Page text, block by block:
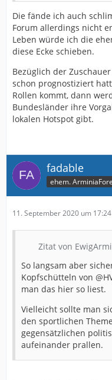
Die fände ich auch
Forum allerdings nicht
Leben würde ich die
diese Ecke schieben.
Bezüglich der
schon prognostiziert
Rollen kommt, dann
Bundesländer ihre
lokalen Hotspot gibt.
fadable
ehem.
11. September 2020 um 17:24
Zitat von
So langsam aber
Kopfschütteln von
man das hier so liest.
Vielleicht sollte man
den sportlichen
gegensätzlichen
aufeinander prallen.